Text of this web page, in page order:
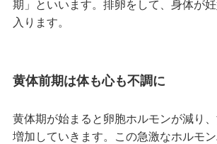
期」といいます。排卵をして、身体が
入ります。
黄体前期は体も心も不調に
黄体期が始まると卵胞ホルモンが減り
増加していきます。この急激なホルモ